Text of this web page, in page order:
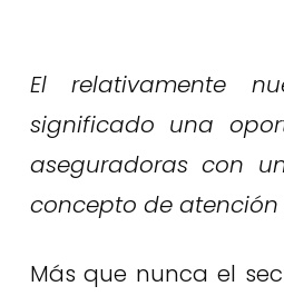
El relativamente
significado una
aseguradoras con
concepto de atención
Más que nunca el